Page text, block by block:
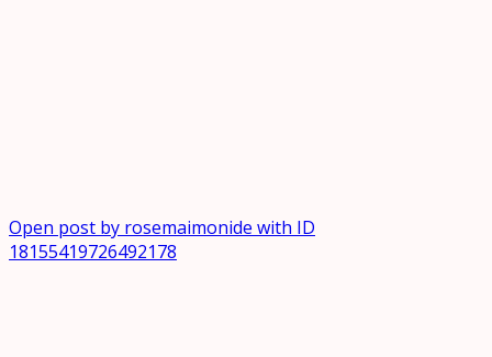
Open post by rosemaimonide with ID
18155419726492178